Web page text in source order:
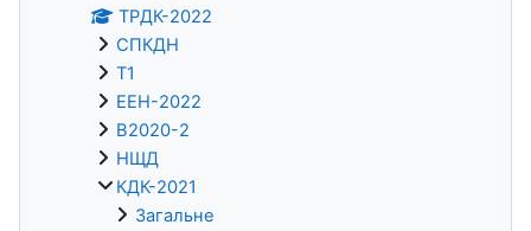
ТРДК-2022
СПКДН
Т1
ЕЕН-2022
В2020-2
НЩД
КДК-2021
Загальне